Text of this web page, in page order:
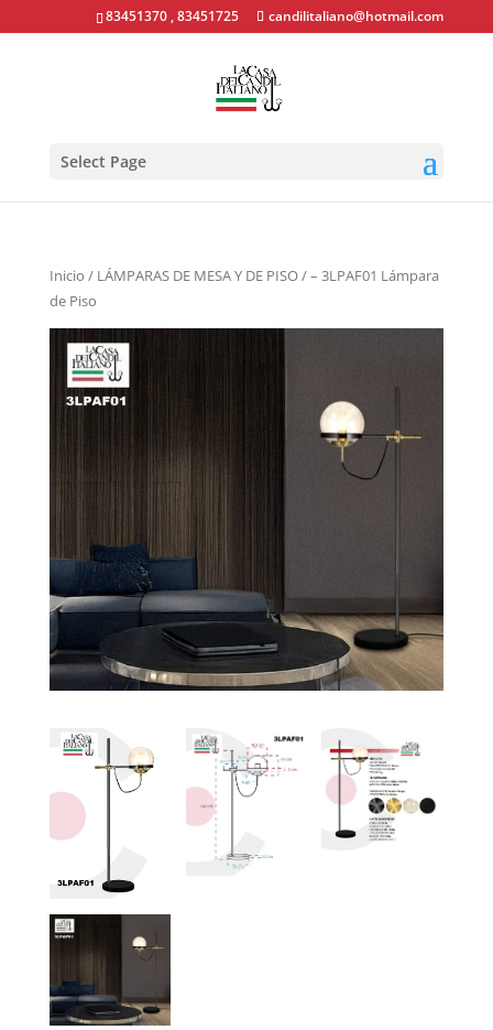
83451370 , 83451725 candilitaliano@hotmail.com
Select Page
Inicio / LÁMPARAS DE MESA Y DE PISO/ – 3LPAF01 Lámpara
de Piso